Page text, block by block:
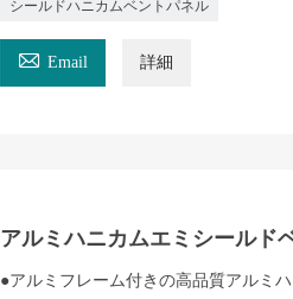
シールドハニカムベントパネル
 Email 詳細
アルミハニカムエミシールド
●アルミフレーム付きの高品質アルミ